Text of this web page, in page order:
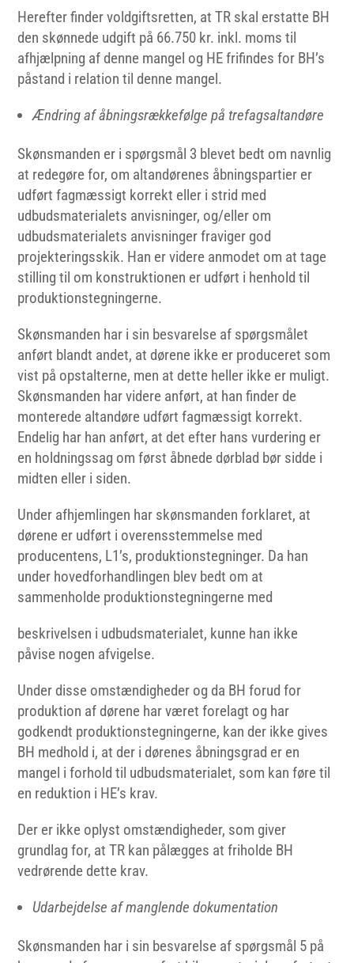
Herefter finder voldgiftsretten, at TR skal erstatte BH
den skønnede udgift på 66.750 kr. inkl. moms til
afhjælpning af denne mangel og HE frifindes for BH’s
påstand i relation til denne mangel.
Ændring af åbningsrækkefølge på trefagsaltandøre
Skønsmanden er i spørgsmål 3 blevet bedt om navnlig
at redegøre for, om altandørenes åbningspartier er
udført fagmæssigt korrekt eller i strid med
udbudsmaterialets anvisninger, og/eller om
udbudsmaterialets anvisninger fraviger god
projekteringsskik. Han er videre anmodet om at tage
stilling til om konstruktionen er udført i henhold til
produktionstegningerne.
Skønsmanden har i sin besvarelse af spørgsmålet
anført blandt andet, at dørene ikke er produceret som
vist på opstalterne, men at dette heller ikke er muligt.
Skønsmanden har videre anført, at han finder de
monterede altandøre udført fagmæssigt korrekt.
Endelig har han anført, at det efter hans vurdering er
en holdningssag om først åbnede dørblad bør sidde i
midten eller i siden.
Under afhjemlingen har skønsmanden forklaret, at
dørene er udført i overensstemmelse med
producentens, L1’s, produktionstegninger. Da han
under hovedforhandlingen blev bedt om at
sammenholde produktionstegningerne med
beskrivelsen i udbudsmaterialet, kunne han ikke
påvise nogen afvigelse.
Under disse omstændigheder og da BH forud for
produktion af dørene har været forelagt og har
godkendt produktionstegningerne, kan der ikke gives
BH medhold i, at der i dørenes åbningsgrad er en
mangel i forhold til udbudsmaterialet, som kan føre til
en reduktion i HE’s krav.
Der er ikke oplyst omstændigheder, som giver
grundlag for, at TR kan pålægges at friholde BH
vedrørende dette krav.
Udarbejdelse af manglende dokumentation
Skønsmanden har i sin besvarelse af spørgsmål 5 på